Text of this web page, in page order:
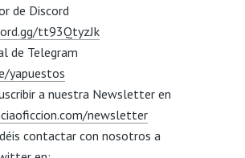
de Discord
tt93QtyzJk
de Telegram
yapuestos
a nuestra Newsletter en
newsletter
contactar con nosotros a